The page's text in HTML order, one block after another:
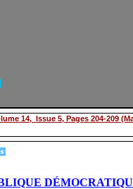
14, Issue 5, Pages 204-209